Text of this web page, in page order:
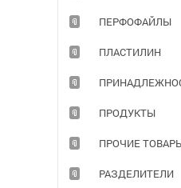
ПЕРФОФАЙЛЫ
ПЛАСТИЛИН
ПРОДУКТЫ
ПРОЧИЕ
РАЗДЕЛИТЕЛИ